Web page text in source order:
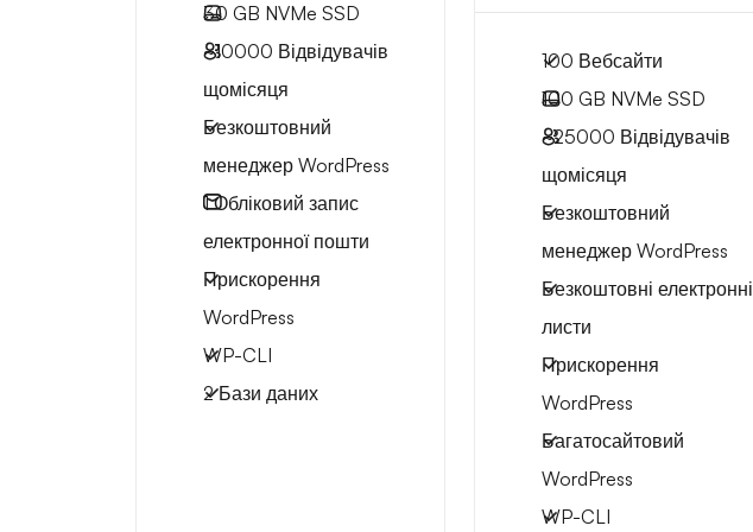
30 GB NVMe SSD
~10000 Відвідувачів
щомісяця
Безкоштовний
менеджер WordPress
1Обліковий запис
електронної пошти
Прискорення
WordPress
WP-CLI
2 Бази даних
100 Вебсайти
100 GB NVMe SSD
~25000 Відвідувачів
щомісяця
Безкоштовний
менеджер WordPress
Безкоштовні електронні
листи
Прискорення
WordPress
Багатосайтовий
WordPress
WP-CLI